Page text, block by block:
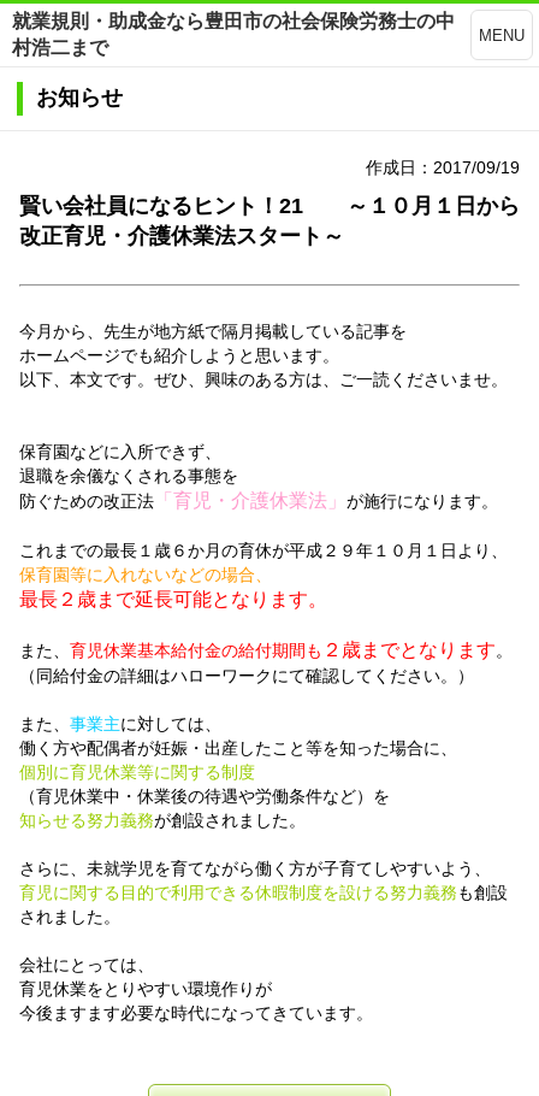
就業規則・助成金なら豊田市の社会保険労務士の中
村浩二まで
MENU
お知らせ
作成日：2017/09/19
賢い会社員になるヒント！21 ～１０月１日から
改正育児・介護休業法スタート～
今月から、先生が地方紙で隔月掲載している記事を
ホームページでも紹介しようと思います。
以下、本文です。ぜひ、興味のある方は、ご一読くださいませ。
保育園などに入所できず、
退職を余儀なくされる事態を
防ぐための改正法 「育児・介護休業法」 が施行になります。
これまでの最長１歳６か月の育休が平成２９年１０月１日より、
保育園等に入れないなどの場合、
最長２歳まで延長可能となります。
また、 育児休業基本給付金の給付期間も ２歳までとなります。
（同給付金の詳細はハローワークにて確認してください。）
また、 事業主に対しては、
働く方や配偶者が妊娠・出産したこと等を知った場合に、
個別に育児休業等に関する制度
（育児休業中・休業後の待遇や労働条件など）を
知らせる努力義務が創設されました。
さらに、未就学児を育てながら働く方が子育てしやすいよう、
育児に関する目的で利用できる休暇制度を設ける努力義務も創設
されました。
会社にとっては、
育児休業をとりやすい環境作りが
今後ますます必要な時代になってきています。